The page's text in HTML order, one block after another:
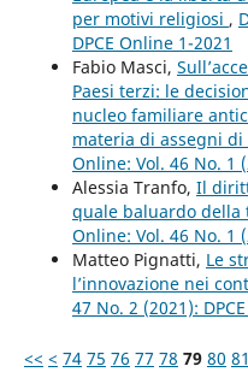
per motivi religiosi ,
DPCE Online 1-2021
Fabio Masci,
Paesi terzi: le
nucleo familiare
materia di assegni
Online: Vol. 46 No. 1
Alessia Tranfo, Il
quale baluardo della
Online: Vol. 46 No. 1
Matteo Pignatti, Le
l’innovazione nei
47 No. 2 (2021):
<< < 74 75 76 77 78 79 80 81